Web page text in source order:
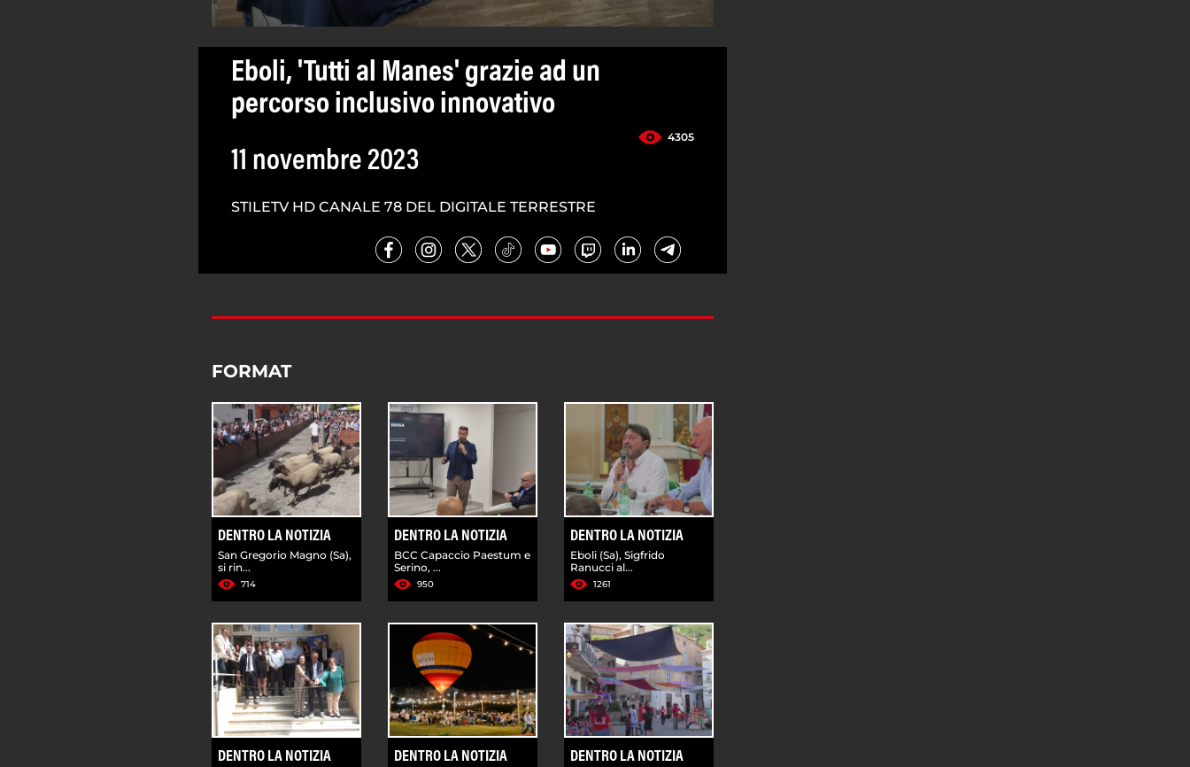
Eboli, 'Tutti al Manes' grazie ad un
percorso inclusivo innovativo
4305
11 novembre 2023
STILETV HD CANALE 78 DEL DIGITALE TERRESTRE
FORMAT
DENTRO LA NOTIZIA
San Gregorio Magno (Sa),
si rin...
714
DENTRO LA NOTIZIA
BCC Capaccio Paestum e
Serino, ...
950
DENTRO LA NOTIZIA
Eboli (Sa), Sigfrido
Ranucci al...
1261
DENTRO LA NOTIZIA DENTRO LA NOTIZIA DENTRO LA NOTIZIA